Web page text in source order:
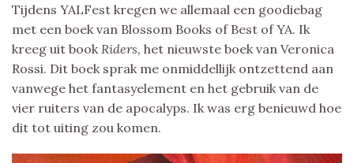
Tijdens YALFest kregen we allemaal een goodiebag
met een boek van Blossom Books of Best of YA. Ik
kreeg uit book Riders, het nieuwste boek van Veronica
Rossi. Dit boek sprak me onmiddellijk ontzettend aan
vanwege het fantasyelement en het gebruik van de
vier ruiters van de apocalyps. Ik was erg benieuwd hoe
dit tot uiting zou komen.